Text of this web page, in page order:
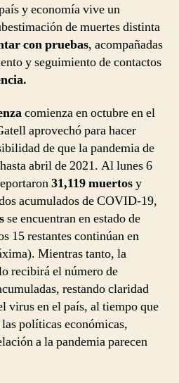
y economía vive un
de muertes distinta
con pruebas, acompañadas
y seguimiento de contactos
comienza en octubre en el
aprovechó para hacer
de que la pandemia de
abril de 2021. Al lunes 6
31,119 muertosy
acumulados de COVID-19,
se encuentran en estado de
15 restantes continúan en
Mientras tanto, la
recibirá el número de
restando claridad
virus en el país, al tiempo que
políticas económicas,
a la pandemia parecen